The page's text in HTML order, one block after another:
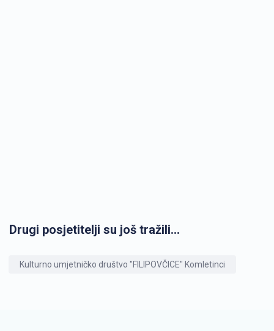
Drugi posjetitelji su još tražili...
Kulturno umjetničko društvo "FILIPOVČICE" Komletinci